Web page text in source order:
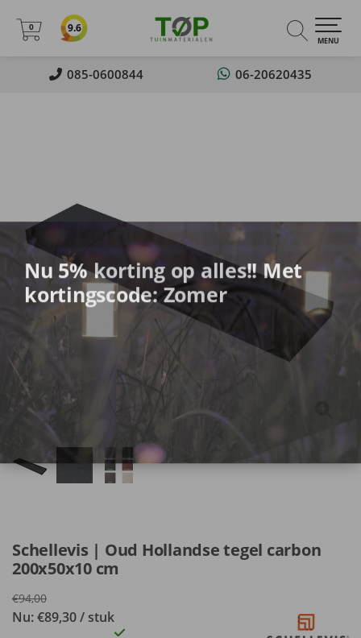
Nu 5% korting op alles!! Met
kortingscode: Zomer
06-20620435
085-0600844
0
0
MENU
9.6
Schellevis | Oud Hollandse tegel carbon
200x50x10 cm
€94,00
Nu: €89,30 / stuk